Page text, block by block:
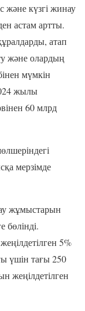
және күзгі жинау
астам артты.
атап
және олардың
мүмкін
жылы
60 млрд
мерзімде
жұмыстарын
бөлінді.
5%
үшін тағы 250
жеңілдетілген